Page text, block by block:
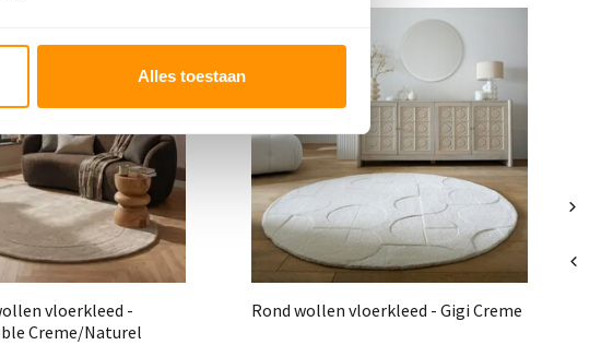
Alles toestaan
vloerkleed -
Creme/Naturel
Rond wollen vloerkleed - Gigi Creme